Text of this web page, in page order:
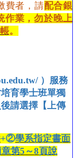
費者，請配合銀
作業，勿於晚上
。
）服務
育學士班單獨
請選擇【上傳
+②學系指定書面
第5 ～8頁說